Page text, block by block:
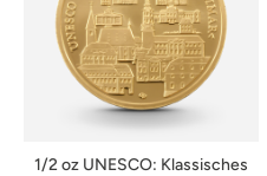
1/2 oz UNESCO: Klassisches